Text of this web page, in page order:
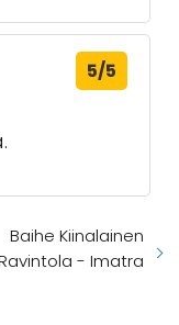
5/5
Baihe Kiinalainen
- Imatra